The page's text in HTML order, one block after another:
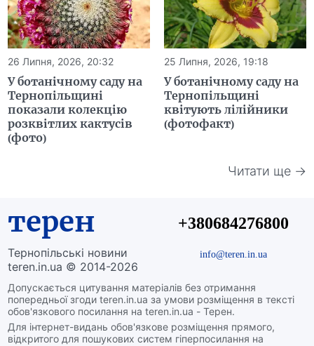
26 Липня, 2026, 20:32
У ботанічному саду на
Тернопільщині
показали колекцію
розквітлих кактусів
(фото)
25 Липня, 2026, 19:18
У ботанічному саду на
Тернопільщині
квітують лілійники
(фотофакт)
Читати ще →
терен
Тернопільські новини
teren.in.ua © 2014-2026
Допускається цитування матеріалів без отримання
попередньої згоди teren.in.ua за умови розміщення в тексті
обов'язкового посилання на teren.in.ua - Терен.
Для інтернет-видань обов'язкове розміщення прямого,
відкритого для пошукових систем гіперпосилання на
+380684276800
info@teren.in.ua